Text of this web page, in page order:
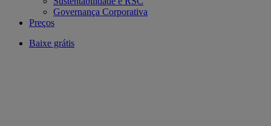
Governança Corporativa
Preços
Baixe grátis